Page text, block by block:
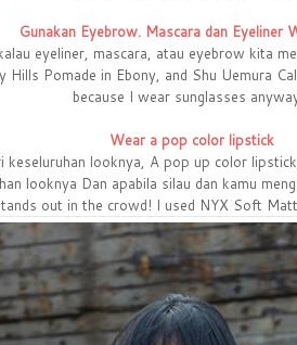
Gunakan Eyebrow. Mascara dan Eyeliner
eyeliner, mascara, atau eyebrow kita
Hills Pomade in Ebony, and Shu Uemura
because I wear sunglasses
Wear a pop color lipstick
keseluruhan looknya, A pop up color
looknya Dan apabila silau dan kamu
out in the crowd! I used NYX Soft